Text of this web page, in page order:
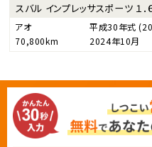
スバル インプレッサスポーツ １
アオ 平成30年式
70,800km
2024年10月